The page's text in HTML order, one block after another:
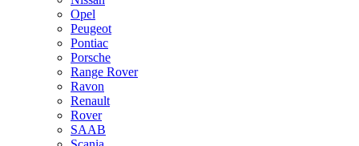
Opel
Peugeot
Pontiac
Porsche
Range Rover
Ravon
Renault
Rover
SAAB